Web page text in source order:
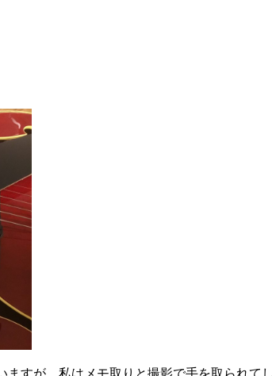
すが、私はメモ取りと撮影で手を取られ